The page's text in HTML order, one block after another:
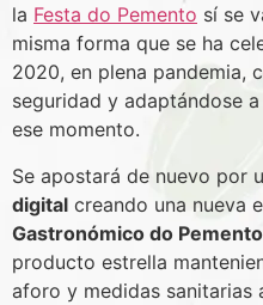
la Festa do Pemento sí se
misma forma que se ha
2020, en plena pandemia,
seguridad y adaptándose
ese momento.
Se apostará de nuevo por
digital creando una nueva
Gastronómico do Pemento
producto estrella
aforo y medidas sanitarias